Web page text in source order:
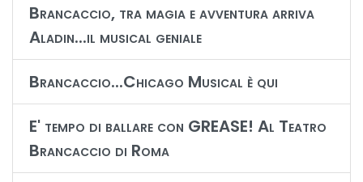
Brancaccio, tra magia e avventura arriva
Aladin...il musical geniale
Brancaccio...Chicago Musical è qui
E' tempo di ballare con GREASE! Al Teatro
Brancaccio di Roma